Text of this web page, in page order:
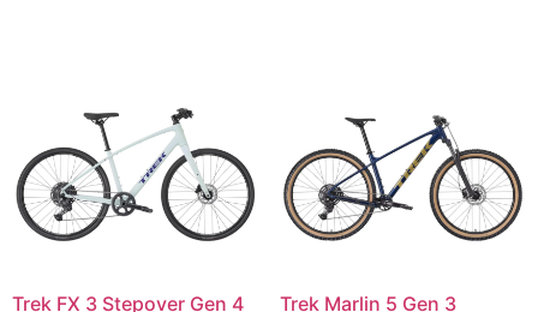
Trek FX 3 Stepover Gen 4 Trek Marlin 5 Gen 3